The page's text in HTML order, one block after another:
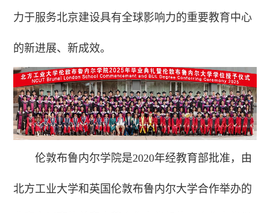
力于服务北京建设具有全球影响力的重要教育中心
的新进展、新成效。
伦敦布鲁内尔学院是2020年经教育部批准，由
北方工业大学和英国伦敦布鲁内尔大学合作举办的